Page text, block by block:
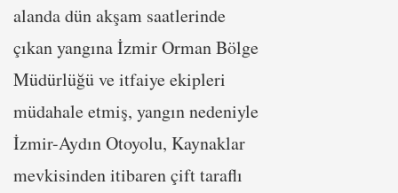
alanda dün akşam saatlerinde
çıkan yangına İzmir Orman Bölge
Müdürlüğü ve itfaiye ekipleri
müdahale etmiş, yangın nedeniyle
İzmir-Aydın Otoyolu, Kaynaklar
mevkisinden itibaren çift taraflı